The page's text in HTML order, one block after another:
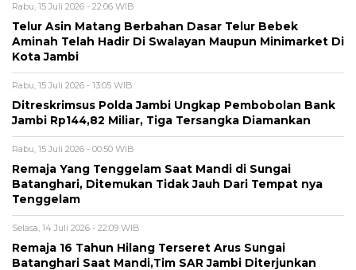
Rabu, 15 Juli 2026 - 22:06 WIB
Telur Asin Matang Berbahan Dasar Telur Bebek
Aminah Telah Hadir Di Swalayan Maupun Minimarket Di
Kota Jambi
Rabu, 15 Juli 2026 - 13:05 WIB
Ditreskrimsus Polda Jambi Ungkap Pembobolan Bank
Jambi Rp144,82 Miliar, Tiga Tersangka Diamankan
Rabu, 15 Juli 2026 - 00:50 WIB
Remaja Yang Tenggelam Saat Mandi di Sungai
Batanghari, Ditemukan Tidak Jauh Dari Tempat nya
Tenggelam
Selasa, 14 Juli 2026 - 22:09 WIB
Remaja 16 Tahun Hilang Terseret Arus Sungai
Batanghari Saat Mandi,Tim SAR Jambi Diterjunkan